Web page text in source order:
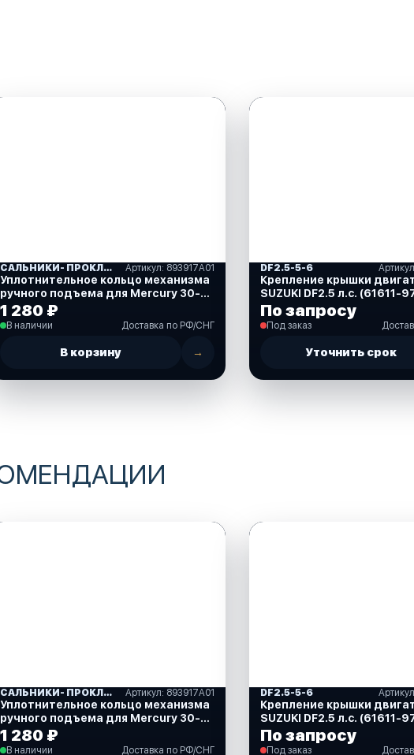
САЛЬНИКИ- ПРОКЛАДКИ "MERCURY" (16) Артикул: 893917A01
Уплотнительное кольцо механизма
ручного подъема для Mercury 30-
40 л.с. (893917A01)
1 280 ₽
В наличии Доставка по РФ/СНГ
В корзину →
DF2.5-5-6
Крепление крышки
SUZUKI DF2.5 л.с. (61611-
По запросу
Под заказ
Уточнить срок
САЛЬНИКИ- ПРОКЛАДКИ "MERCURY" (16) Артикул: 893917A01
Уплотнительное кольцо механизма
ручного подъема для Mercury 30-
40 л.с. (893917A01)
1 280 ₽
В наличии Доставка по РФ/СНГ
DF2.5-5-6
Крепление крышки
SUZUKI DF2.5 л.с. (61611-
По запросу
Под заказ